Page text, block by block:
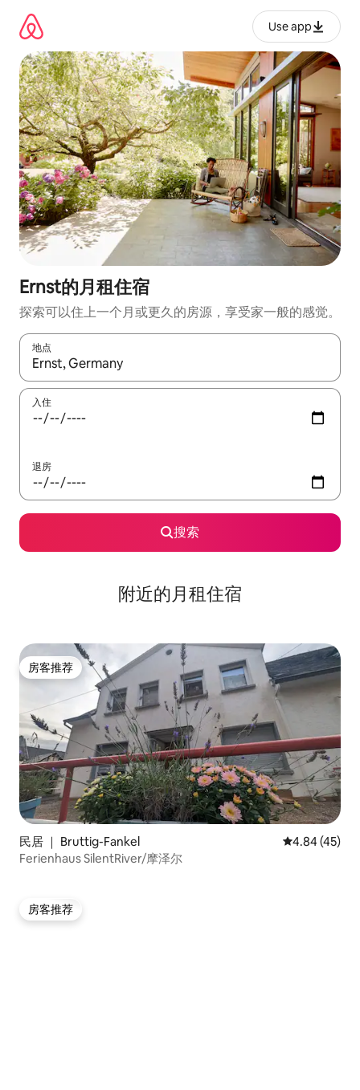
Use app
Ernst的月租住宿
探索可以住上一个月或更久的房源，享受家一般的感觉。
地点
如有搜索结果，请使用上下方向键查看，或通过点击或滑动手势
入住
退房
搜索
附近的月租住宿
房客推荐
房客推荐
民居 ｜ Bruttig-Fankel 平均评分
4.84 (45)
Ferienhaus SilentRiver/摩泽尔
房客推荐
房客推荐